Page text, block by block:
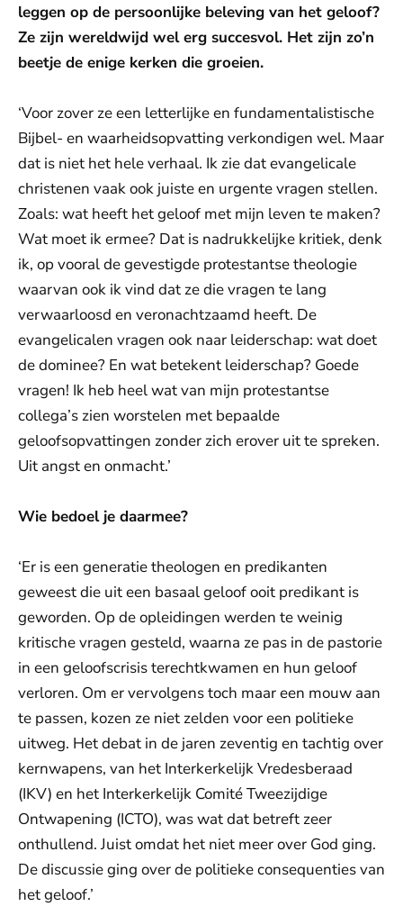
leggen op de persoonlijke beleving van het geloof?
Ze zijn wereldwijd wel erg succesvol. Het zijn zo’n
beetje de enige kerken die groeien.
‘Voor zover ze een letterlijke en fundamentalistische
Bijbel- en waarheidsopvatting verkondigen wel. Maar
dat is niet het hele verhaal. Ik zie dat evangelicale
christenen vaak ook juiste en urgente vragen stellen.
Zoals: wat heeft het geloof met mijn leven te maken?
Wat moet ik ermee? Dat is nadrukkelijke kritiek, denk
ik, op vooral de gevestigde protestantse theologie
waarvan ook ik vind dat ze die vragen te lang
verwaarloosd en veronachtzaamd heeft. De
evangelicalen vragen ook naar leiderschap: wat doet
de dominee? En wat betekent leiderschap? Goede
vragen! Ik heb heel wat van mijn protestantse
collega’s zien worstelen met bepaalde
geloofsopvattingen zonder zich erover uit te spreken.
Uit angst en onmacht.’
Wie bedoel je daarmee?
‘Er is een generatie theologen en predikanten
geweest die uit een basaal geloof ooit predikant is
geworden. Op de opleidingen werden te weinig
kritische vragen gesteld, waarna ze pas in de pastorie
in een geloofscrisis terechtkwamen en hun geloof
verloren. Om er vervolgens toch maar een mouw aan
te passen, kozen ze niet zelden voor een politieke
uitweg. Het debat in de jaren zeventig en tachtig over
kernwapens, van het Interkerkelijk Vredesberaad
(IKV) en het Interkerkelijk Comité Tweezijdige
Ontwapening (ICTO), was wat dat betreft zeer
onthullend. Juist omdat het niet meer over God ging.
De discussie ging over de politieke consequenties van
het geloof.’